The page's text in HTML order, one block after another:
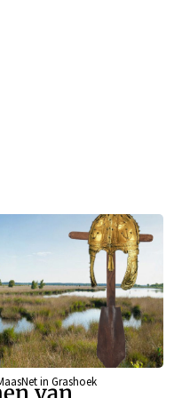
in Grashoek